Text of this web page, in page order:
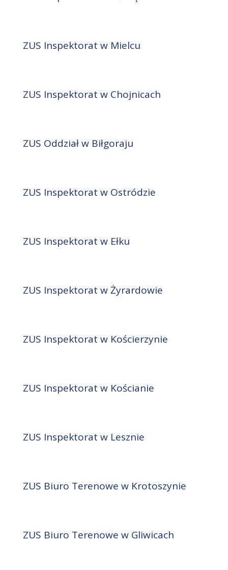
ZUS Inspektorat w Mielcu
ZUS Inspektorat w Chojnicach
ZUS Oddział w Biłgoraju
ZUS Inspektorat w Ostródzie
ZUS Inspektorat w Ełku
ZUS Inspektorat w Żyrardowie
ZUS Inspektorat w Kościerzynie
ZUS Inspektorat w Kościanie
ZUS Inspektorat w Lesznie
ZUS Biuro Terenowe w Krotoszynie
ZUS Biuro Terenowe w Gliwicach